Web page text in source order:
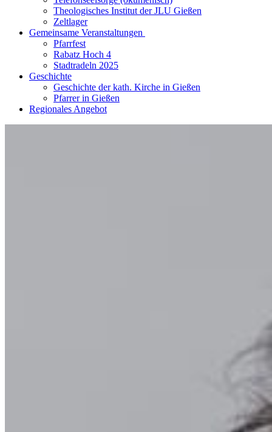
Theologisches Institut der JLU Gießen
Zeltlager
Gemeinsame Veranstaltungen
Pfarrfest
Rabatz Hoch 4
Stadtradeln 2025
Geschichte
Geschichte der kath. Kirche in Gießen
Pfarrer in Gießen
Regionales Angebot